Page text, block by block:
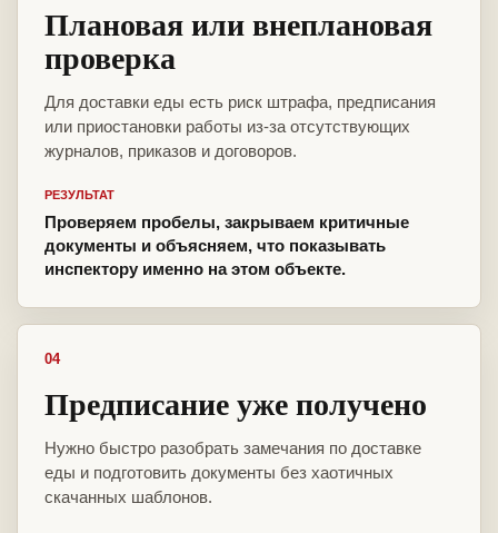
Плановая или внеплановая
проверка
Для доставки еды есть риск штрафа, предписания
или приостановки работы из-за отсутствующих
журналов, приказов и договоров.
РЕЗУЛЬТАТ
Проверяем пробелы, закрываем критичные
документы и объясняем, что показывать
инспектору именно на этом объекте.
04
Предписание уже получено
Нужно быстро разобрать замечания по доставке
еды и подготовить документы без хаотичных
скачанных шаблонов.